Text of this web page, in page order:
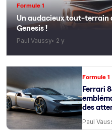
Formule 1
Un audacieux tout-terrain
Genesis !
Paul Vaussy 2 y
Formule 1
Ferrari
des
Paul